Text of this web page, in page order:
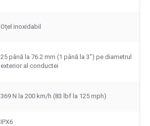
Oțel inoxidabil
25 până la 76.2 mm (1 până la 3") pe diametrul
exterior al conductei
369 N la 200 km/h (83 lbf la 125 mph)
IPX6